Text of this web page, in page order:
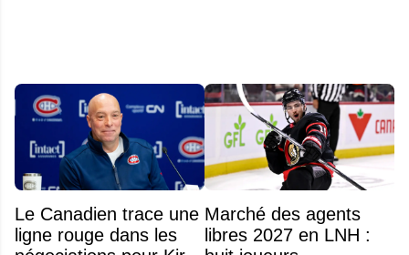
Le Canadien trace une
ligne rouge dans les
Marché des agents
libres 2027 en LNH :